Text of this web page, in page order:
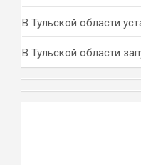
В Тульской области
В Тульской области